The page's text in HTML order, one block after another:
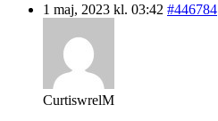
1 maj, 2023 kl. 03:42 #446784
CurtiswrelM